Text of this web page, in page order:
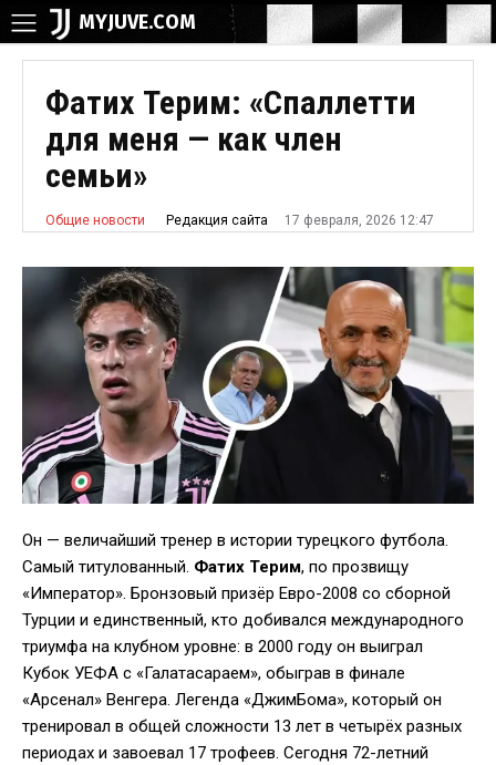
MYJUVE.COM
Фатих Терим: «Спаллетти
для меня — как член
семьи»
Общие новости Редакция сайта 17 февраля, 2026 12:47
Он — величайший тренер в истории турецкого футбола.
Самый титулованный. Фатих Терим, по прозвищу
«Император». Бронзовый призёр Евро-2008 со сборной
Турции и единственный, кто добивался международного
триумфа на клубном уровне: в 2000 году он выиграл
Кубок УЕФА с «Галатасараем», обыграв в финале
«Арсенал» Венгера. Легенда «ДжимБома», который он
тренировал в общей сложности 13 лет в четырёх разных
периодах и завоевал 17 трофеев. Сегодня 72-летний